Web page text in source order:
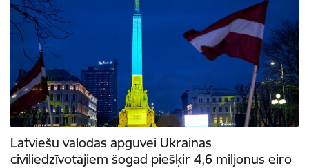
Latviešu valodas apguvei Ukrainas
civiliedzīvotājiem šogad piešķir 4,6 miljonus eiro